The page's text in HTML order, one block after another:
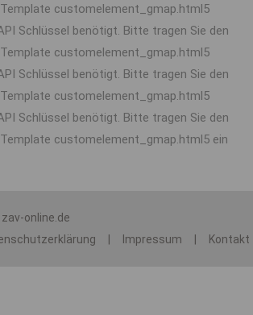
customelement_gmap.html5
Schlüssel benötigt. Bitte tragen Sie den
customelement_gmap.html5
Schlüssel benötigt. Bitte tragen Sie den
customelement_gmap.html5
Schlüssel benötigt. Bitte tragen Sie den
customelement_gmap.html5 ein
online.de
Impressum Kontakt